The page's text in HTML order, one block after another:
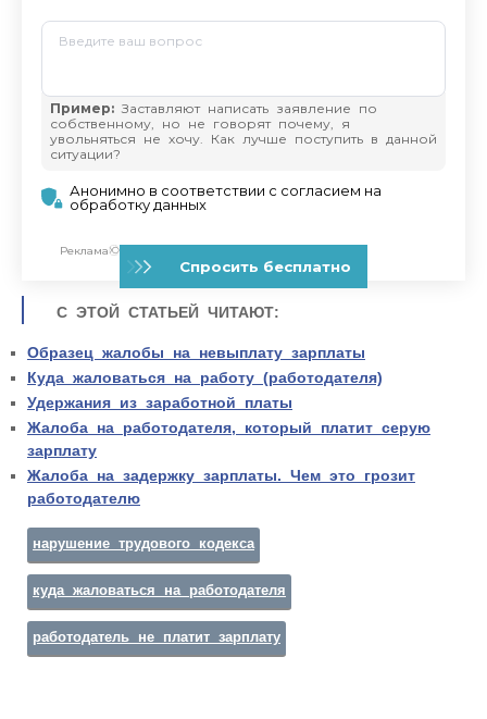
С ЭТОЙ СТАТЬЕЙ ЧИТАЮТ:
Образец жалобы на невыплату зарплаты
Куда жаловаться на работу (работодателя)
Удержания из заработной платы
Жалоба на работодателя, который платит серую
зарплату
Жалоба на задержку зарплаты. Чем это грозит
работодателю
нарушение трудового кодекса
куда жаловаться на работодателя
работодатель не платит зарплату